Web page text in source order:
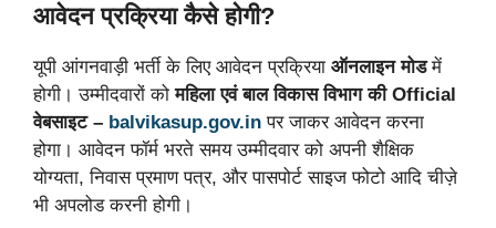
आवेदन प्रक्रिया कैसे होगी?
यूपी आंगनवाड़ी भर्ती के लिए आवेदन प्रक्रिया ऑनलाइन मोडमें
होगी। उम्मीदवारों कोमहिला एवं बाल विकास विभाग की Official
वेबसाइट – balvikasup.gov.in पर जाकर आवेदन करना
होगा। आवेदन फॉर्म भरते समय उम्मीदवार को अपनी शैक्षिक
योग्यता, निवास प्रमाण पत्र, और पासपोर्ट साइज फोटो आदि चीज़े
भी अपलोड करनी होगी।